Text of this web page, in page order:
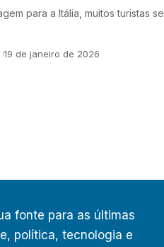
para a Itália, muitos turistas se
19 de janeiro de 2026
fonte para as últimas
política, tecnologia e